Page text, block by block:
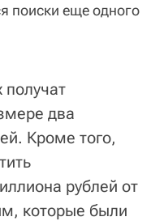
поиски еще одного
получат
два
Кроме того,
рублей от
которые были